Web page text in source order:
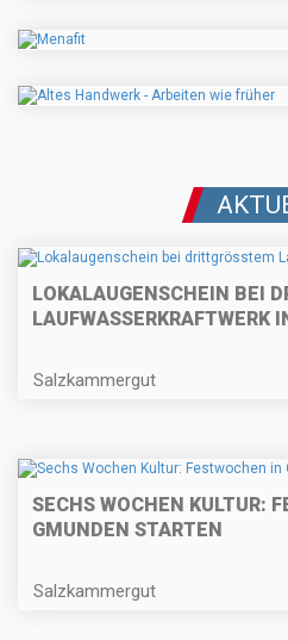
LOKALAUGENSCHEIN BEI
LAUFWASSERKRAFTWERK
Salzkammergut
SECHS WOCHEN KULTUR:
GMUNDEN STARTEN
Salzkammergut